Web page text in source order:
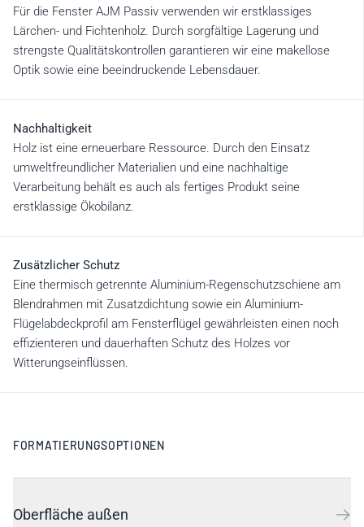
Für die Fenster AJM Passiv verwenden wir erstklassiges
Lärchen- und Fichtenholz. Durch sorgfältige Lagerung und
strengste Qualitätskontrollen garantieren wir eine makellose
Optik sowie eine beeindruckende Lebensdauer.
Nachhaltigkeit
Holz ist eine erneuerbare Ressource. Durch den Einsatz
umweltfreundlicher Materialien und eine nachhaltige
Verarbeitung behält es auch als fertiges Produkt seine
erstklassige Ökobilanz.
Zusätzlicher Schutz
Eine thermisch getrennte Aluminium-Regenschutzschiene am
Blendrahmen mit Zusatzdichtung sowie ein Aluminium-
Flügelabdeckprofil am Fensterflügel gewährleisten einen noch
effizienteren und dauerhaften Schutz des Holzes vor
Witterungseinflüssen.
FORMATIERUNGSOPTIONEN
Oberfläche außen